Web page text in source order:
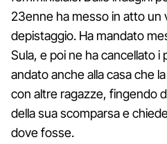
23enne ha messo in atto un
depistaggio. Ha mandato
Sula, e poi ne ha cancellato i
andato anche alla casa che
con altre ragazze, fingendo
della sua scomparsa e
dove fosse.